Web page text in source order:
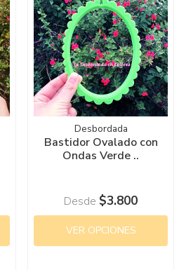
Desbordada
Bastidor Ovalado con
Ondas Verde ..
Desde $3.800
VER OPCIONES